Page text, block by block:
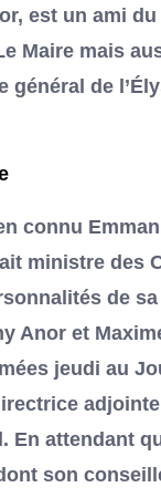
est un ami
Maire mais
général de
connu
ministre des
de
Anor et
jeudi au
En attendant
son